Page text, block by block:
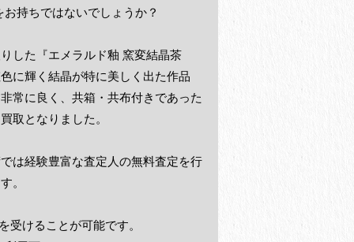
持ちではないでしょうか？
した『エメラルド釉 窯変結晶茶
に輝く結晶が特に美しく出た作品
常に良く、共箱・共布付きであった
取となりました。
は経験豊富な査定人の無料査定を行
。
受けることが可能です。